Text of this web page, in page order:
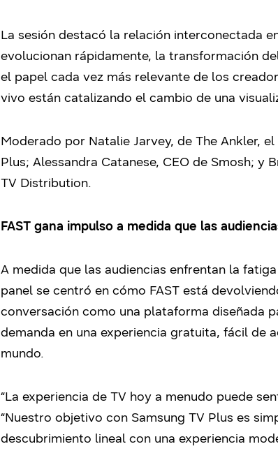
La sesión destacó la relación interconectada
evolucionan rápidamente, la transformación
el papel cada vez más relevante de los
vivo están catalizando el cambio de una
Moderado por Natalie Jarvey, de The Ankler,
Plus; Alessandra Catanese, CEO de Smosh; y
TV Distribution.
FAST gana impulso a medida que las
A medida que las audiencias enfrentan la
panel se centró en cómo FAST está
conversación como una plataforma diseñada
demanda en una experiencia gratuita, fácil de
mundo.
“La experiencia de TV hoy a menudo puede
“Nuestro objetivo con Samsung TV Plus es
descubrimiento lineal con una experiencia